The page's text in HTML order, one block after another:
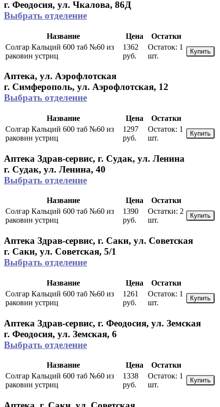
г. Феодосия, ул. Чкалова, 86Д
Выбрать отделение
Название Цена
Остатки
Солгар Кальций 600 таб №60 из
раковин устриц
1362
руб.
Остаток: 1
шт.
Купить
Аптека, ул. Аэрофлотская
г. Симферополь, ул. Аэрофлотская, 12
Выбрать отделение
Название Цена
Остатки
Солгар Кальций 600 таб №60 из
раковин устриц
1297
руб.
Остаток: 1
шт.
Купить
Аптека Здрав-сервис, г. Судак, ул. Ленина
г. Судак, ул. Ленина, 40
Выбрать отделение
Название Цена
Остатки
Солгар Кальций 600 таб №60 из
раковин устриц
1390
руб.
Остатки: 2
шт.
Купить
Аптека Здрав-сервис, г. Саки, ул. Советская
г. Саки, ул. Советская, 5/1
Выбрать отделение
Название Цена
Остатки
Солгар Кальций 600 таб №60 из
раковин устриц
1261
руб.
Остаток: 1
шт.
Купить
Аптека Здрав-сервис, г. Феодосия, ул. Земская
г. Феодосия, ул. Земская, 6
Выбрать отделение
Название Цена
Остатки
Солгар Кальций 600 таб №60 из
раковин устриц
1338
руб.
Остаток: 1
шт.
Купить